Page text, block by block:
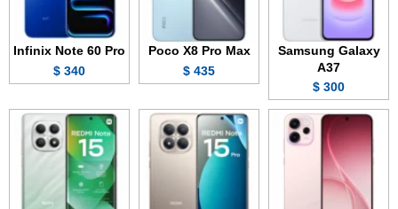
Samsung Galaxy
A37
300 $
Poco X8 Pro Max
435 $
Infinix Note 60 Pro
340 $